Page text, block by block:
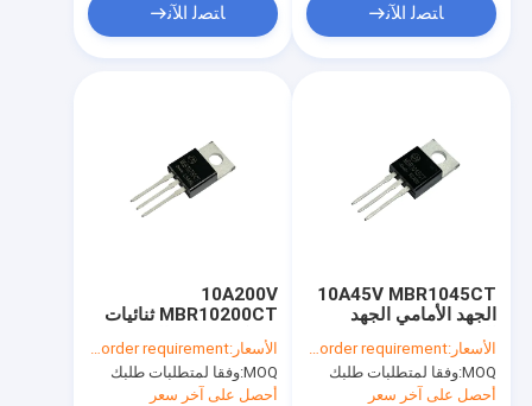
فيديوهات
جولة في المصنع
مراقبة الجودة
ﺎﺘﺼﻟ ﺍﻶﻧ ﺎﺘﺼﻟ ﺍﻶﻧ
10A200V
MBR10200CT ثنائيات
شوتكي سرعة التبديل
السريعة TO-220AB
الأسعار:According to your order requirement
MOQ: وفقا لمتطلبات طلبك
أحصل على آخر سعر
10A45V MBR1045CT
الجهد الأمامي الجهد
شوتكي الحاجزية
للمحولات
الأسعار:According to your order requirement
MOQ: وفقا لمتطلبات طلبك
أحصل على آخر سعر